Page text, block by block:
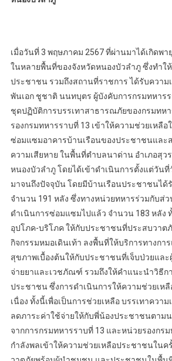
เมื่อวันที่ 3 พฤษภาคม 2567 ที่ผ่านมาได้เกิดพ
ในหลายพื้นที่ของจังหวัดหนองบัวลำภู ซึ่งทำใ
ประชาชน รวมถึงสถานที่ราชการ ได้รับความ
พันเอก ชูชาติ นนทบุตร ผู้บังคับการกรมทหาร
ชุดปฏิบัติการบรรเทาสาธารณภัยของกรมทห
รองกรมทหารราบที่ 13 เข้าให้ความช่วยเหลือ
ซ่อมแซมอาคารบ้านเรือนของประชาชนและ
ความเสียหาย ในพื้นที่ตำบลนาด่าน อำเภอสุว
หนองบัวลำภู โดยได้เข้าดำเนินการตั้งแต่วัน
มาจนถึงปัจจุบัน โดยมีบ้านเรือนประชาชนได้
จำนวน 191 หลัง ซึ่งทางหน่วยทหารร่วมกับส่ว
ดำเนินการซ่อมแซมไปแล้ว จำนวน 183 หลัง
อุปโภค-บริโภค ให้กับประชาชนที่ประสบวาต
กิจกรรมหมอเดินเท้า ลงพื้นที่ให้บริการทางกา
สุขภาพเบื้องต้นให้กับประชาชนที่เจ็บป่วยและ
จ่ายยาและเวชภัณฑ์ รวมถึงให้คำแนะนำวิธีก
ประชาชน ซึ่งการดำเนินการให้ความช่วยเหลื
เนื่อง ทั้งนี้เพื่อเป็นการช่วยเหลือ บรรเทาควา
ลดภาระค่าใช้จ่ายให้กับพี่น้องประชาชนตาม
จากการกรมทหารราบที่ 13 และหน่วยรองกร
กำลังพลเข้าให้ความช่วยเหลือประชาชนในค